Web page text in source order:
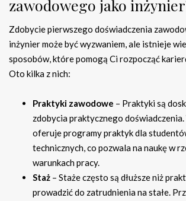
zawodowego jako
Zdobycie pierwszego doświadczenia
inżynier może być wyzwaniem, ale istnieje
sposobów, które pomogą Ci rozpocząć
Oto kilka z nich:
Praktyki zawodowe – Praktyki są
zdobycia praktycznego
oferuje programy praktyk dla
technicznych, co pozwala na naukę w
warunkach pracy.
Staż – Staże często są dłuższe niż
prowadzić do zatrudnienia na stałe.